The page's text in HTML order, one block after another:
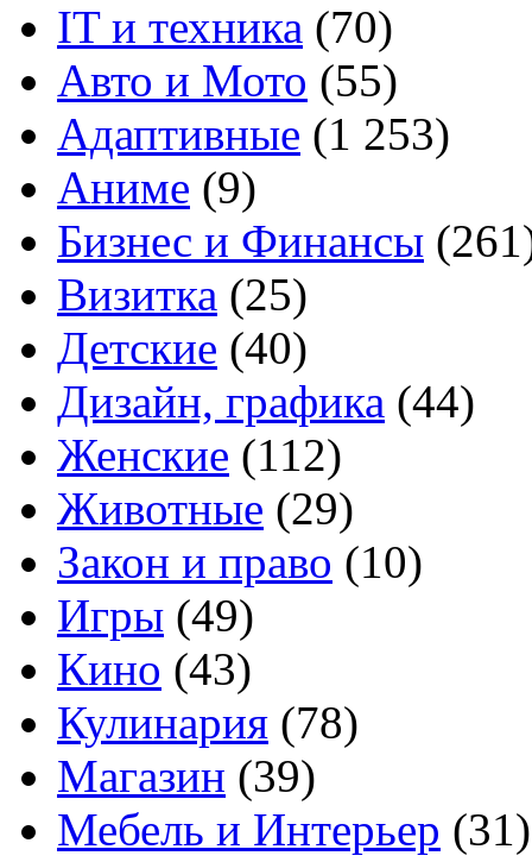
IT и техника (70)
Авто и Мото (55)
Адаптивные (1 253)
Аниме (9)
Бизнес и Финансы
Визитка (25)
Детские (40)
Дизайн, графика (44)
Женские (112)
Животные (29)
Закон и право (10)
Игры (49)
Кино (43)
Кулинария (78)
Магазин (39)
Мебель и Интерьер (31)